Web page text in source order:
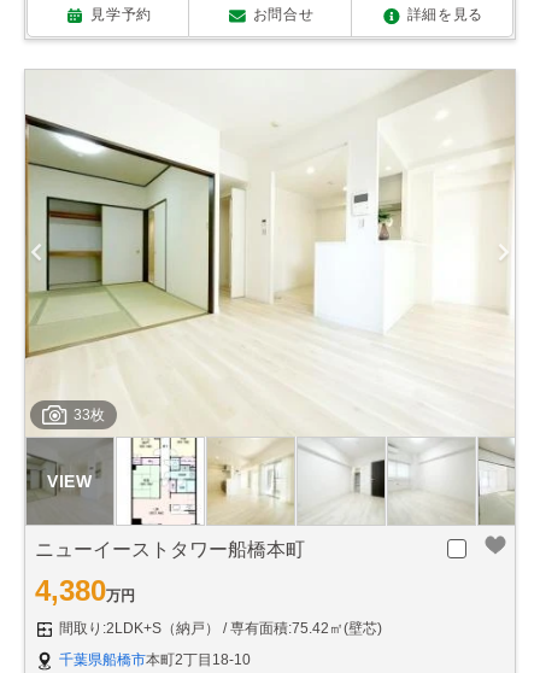
見学予約 お問合せ 詳細を見る
33枚
ニューイーストタワー船橋本町
4,380万円
間取り:2LDK+S（納戸）
専有面積:75.42㎡(壁芯)
千葉県船橋市本町2丁目18-10